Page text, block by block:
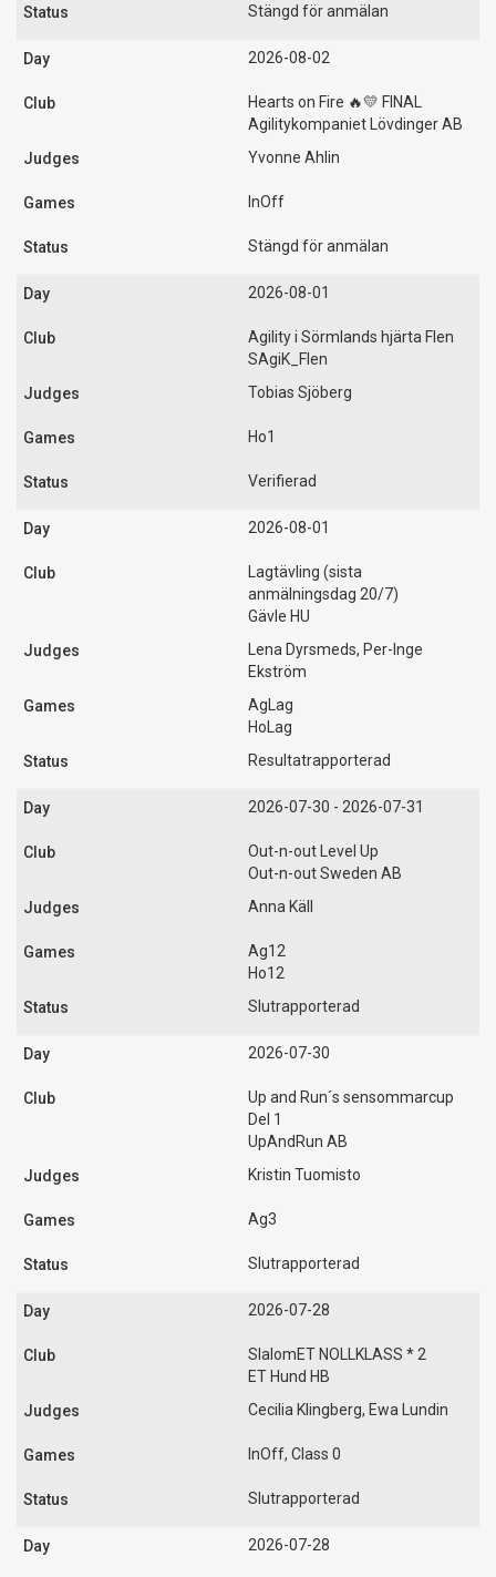
Stängd för anmälan
2026-08-02
Hearts on Fire 🔥💛 FINAL
Agilitykompaniet Lövdinger AB
Yvonne Ahlin
InOff
Stängd för anmälan
2026-08-01
Agility i Sörmlands hjärta Flen
SAgiK_Flen
Tobias Sjöberg
Ho1
Verifierad
2026-08-01
Lagtävling (sista
anmälningsdag 20/7)
Gävle HU
Lena Dyrsmeds, Per-Inge
Ekström
AgLag
HoLag
Resultatrapporterad
2026-07-30 - 2026-07-31
Out-n-out Level Up
Out-n-out Sweden AB
Anna Käll
Ag12
Ho12
Slutrapporterad
2026-07-30
Up and Run´s sensommarcup
Del 1
UpAndRun AB
Kristin Tuomisto
Ag3
Slutrapporterad
2026-07-28
SlalomET NOLLKLASS * 2
ET Hund HB
Cecilia Klingberg, Ewa Lundin
InOff, Class 0
Slutrapporterad
2026-07-28